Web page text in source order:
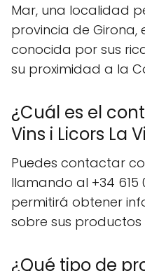
Mar, una localidad
provincia de Girona,
conocida por sus
su proximidad a la
¿Cuál es el
Vins i Licors La
Puedes contactar
llamando al +34 615
permitirá obtener
sobre sus productos
¿Qué tipo de